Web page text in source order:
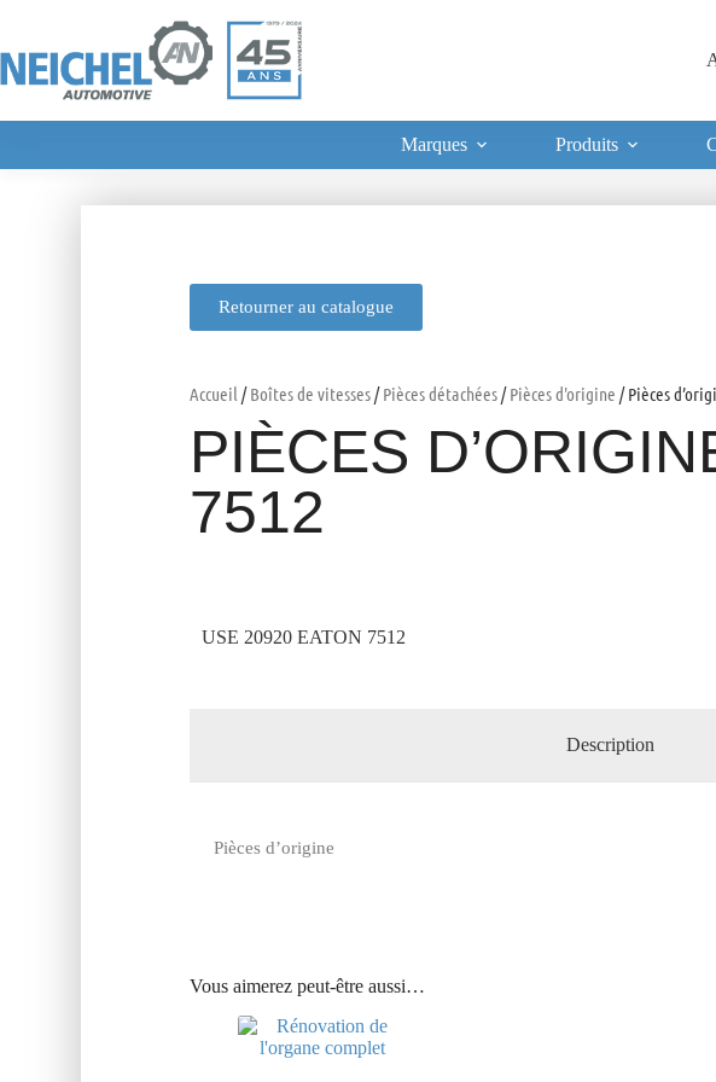
Marques Produits
Retourner au catalogue
Accueil /Boîtes de vitesses/Pièces détachées/Pièces d'origine / Pièces
PIÈCES
7512
USE 20920 EATON 7512
Description
Pièces d’origine
Vous aimerez peut-être aussi…